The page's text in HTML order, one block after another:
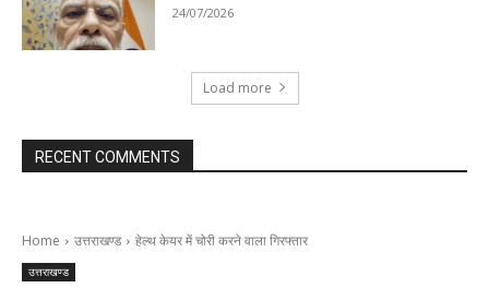
24/07/2026
Load more
RECENT COMMENTS